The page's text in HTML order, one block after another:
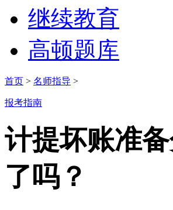
继续教育
高顿题库
首页 > 名师指导 >
报考指南
计提坏账准
了吗？